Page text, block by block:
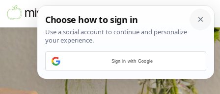
Sign in with Google